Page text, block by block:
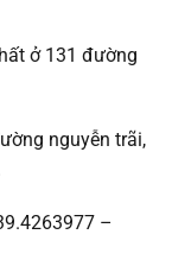
ở 131 đường
nguyễn trãi,
–